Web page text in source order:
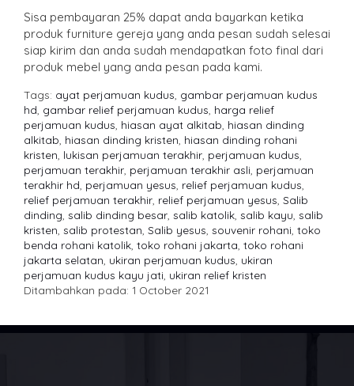
Sisa pembayaran 25% dapat anda bayarkan ketika
produk furniture gereja yang anda pesan sudah selesai
siap kirim dan anda sudah mendapatkan foto final dari
produk mebel yang anda pesan pada kami.
Tags: ayat perjamuan kudus gambar perjamuan kudus
hd gambar relief perjamuan kudus harga relief
perjamuan kudus hiasan ayat alkitab hiasan dinding
alkitab hiasan dinding kristen hiasan dinding rohani
kristen lukisan perjamuan terakhir perjamuan kudus
perjamuan terakhir perjamuan terakhir asli perjamuan
terakhir hd perjamuan yesus relief perjamuan kudus
relief perjamuan terakhir relief perjamuan yesus Salib
dinding salib dinding besar salib katolik salib kayu salib
kristen salib protestan Salib yesus souvenir rohani toko
benda rohani katolik toko rohani jakarta toko rohani
jakarta selatan ukiran perjamuan kudus ukiran
perjamuan kudus kayu jati ukiran relief kristen
Ditambahkan pada: 1 October 2021